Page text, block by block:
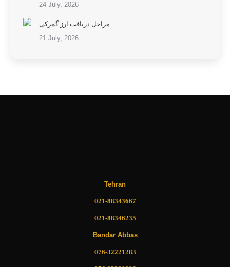
24 July, 2026
مراحل دریافت ارز گمرکی
21 July, 2026
Tehran
021-88343667
021-88346235
Bandar Abbas
076-32221283